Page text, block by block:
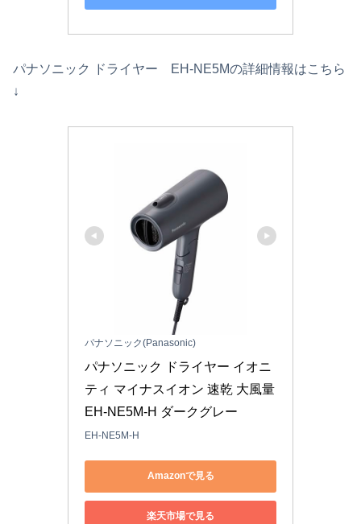
パナソニック ドライヤー EH-NE5Mの詳細情報はこちら
↓
パナソニック(Panasonic)
パナソニック ドライヤー イオニ
ティ マイナスイオン 速乾 大風量
EH-NE5M-H ダークグレー
EH-NE5M-H
Amazonで見る
楽天市場で見る